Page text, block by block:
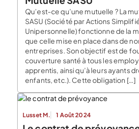
Qu’est-ce qu’une mutuelle ? La
SASU (Société par Actions
Unipersonnelle) fonctionne de la
que celle mise en place dans de
entreprises. Son objectif est de
couverture santé à tous les
apprentis, ainsi qu’à leurs ayants
enfants, etc.). Cette obligation […]
Lusset M. 1 Août 2024